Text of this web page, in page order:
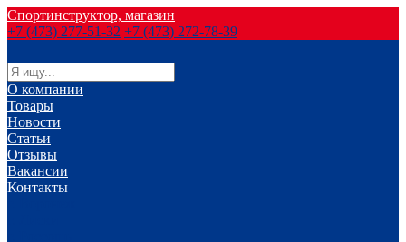
Спортинструктор, магазин
+7 (473) 277-51-32 +7 (473) 272-78-39
О компании
Товары
Новости
Статьи
Отзывы
Вакансии
Контакты